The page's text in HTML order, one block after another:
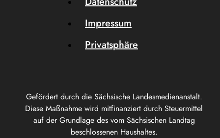
Gefördert durch die Sächsische Landesmedienanstalt.
Diese Maßnahme wird mitfinanziert durch Steuermittel
auf der Grundlage des vom Sächsischen Landtag
beschlossenen Haushaltes.
Impressum
Privatsphäre